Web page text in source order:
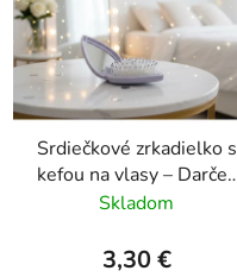
Srdiečkové zrkadielko s
kefou na vlasy – Darček
pre družičku (fialová/
Skladom
3,30 €